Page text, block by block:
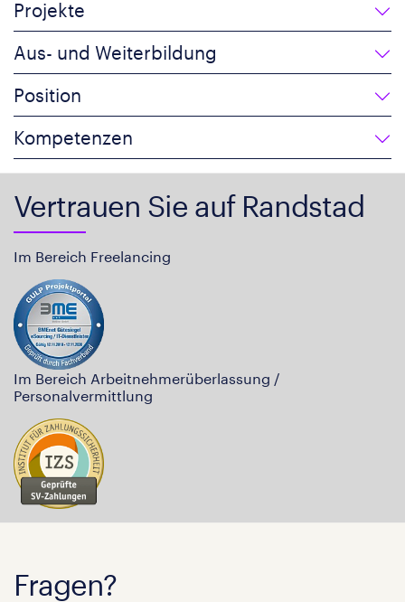
Projekte
Aus- und Weiterbildung
Position
Kompetenzen
Vertrauen Sie auf Randstad
Im Bereich Freelancing
Im Bereich Arbeitnehmerüberlassung /
Personalvermittlung
Fragen?